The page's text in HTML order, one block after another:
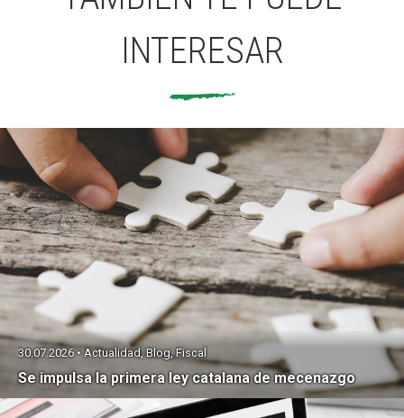
INTERESAR
Se impulsa la primera ley catalana de mecenazgo
30.07.2026 • Actualidad, Blog, Fiscal